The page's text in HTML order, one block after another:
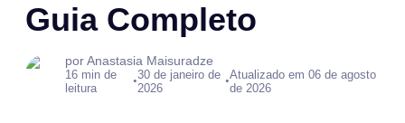
Guia Completo
por Anastasia Maisuradze
16 min de
leitura
•30 de janeiro de
2026
•Atualizado em 06 de agosto
de 2026